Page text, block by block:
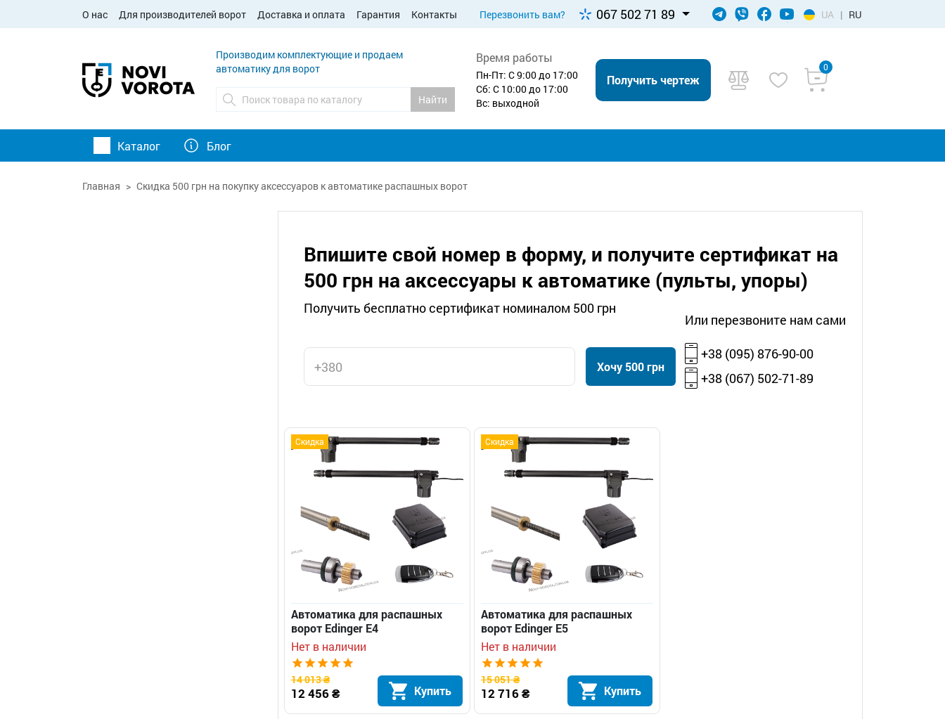
О нас Для производителей ворот Доставка и оплата Гарантия Контакты Перезвонить вам? 067 502 71 89 UA | RU
Производим комплектующие и продаем
автоматику для ворот
Найти
Время работы
Пн-Пт: С 9:00 до 17:00
Сб: С 10:00 до 17:00
Вс: выходной
Получить чертеж
0
Каталог Блог
Главная Скидка 500 грн на покупку аксессуаров к автоматике распашных ворот
Впишите свой номер в форму, и получите сертификат на
500 грн на аксессуары к автоматике (пульты, упоры)
Получить бесплатно сертификат номиналом 500 грн
Или перезвоните нам сами
+38 (095) 876-90-00
+38 (067) 502-71-89
Хочу 500 грн
Скидка
Автоматика для распашных
ворот Edinger E4
Нет в наличии
14 013 ₴
12 456 ₴ Купить
Скидка
Автоматика для распашных
ворот Edinger E5
Нет в наличии
15 051 ₴
12 716 ₴ Купить